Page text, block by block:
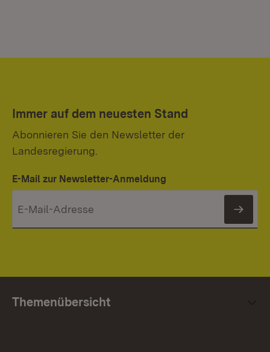
Immer auf dem neuesten Stand
Abonnieren Sie den Newsletter der
Landesregierung.
E-Mail zur Newsletter-Anmeldung
Themenübersicht